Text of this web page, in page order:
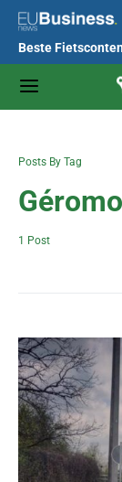
Beste
Posts By Tag
1 Post